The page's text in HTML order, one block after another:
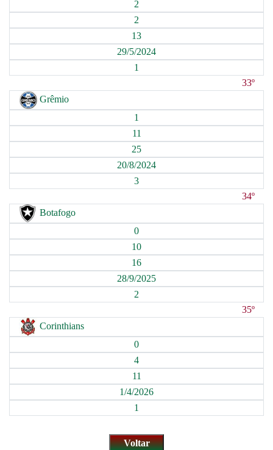
2
2
13
29/5/2024
1
33º
Grêmio
1
11
25
20/8/2024
3
34º
Botafogo
0
10
16
28/9/2025
2
35º
Corinthians
0
4
11
1/4/2026
1